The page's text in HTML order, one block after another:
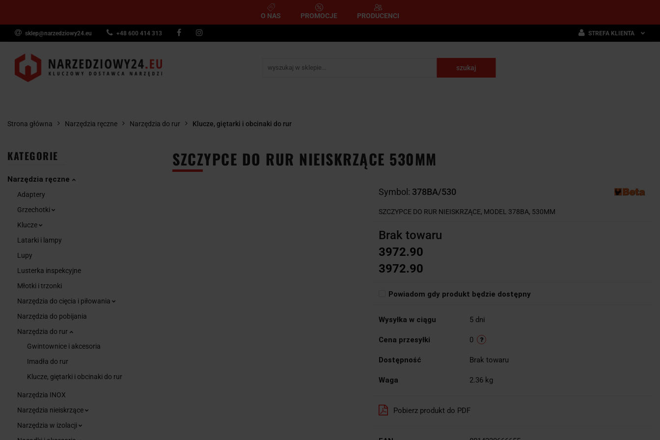
O NAS PROMOCJE PRODUCENCI
sklep@narzedziowy24.eu +48 600 414 313 STREFA KLIENTA
Narzędzia ręczne Narzędzia pomiarowe Narzędzia pneumatyczne
Narzędzia dynamometryczne Narzędzia skrawające
Strona główna Narzędzia ręczne Narzędzia do rur Klucze, giętarki i obcinaki do rur
KATEGORIE
Narzędzia ręczne
Adaptery
Grzechotki
Klucze
Latarki i lampy
Lupy
Lusterka inspekcyjne
Młotki i trzonki
Narzędzia do cięcia i piłowania
Narzędzia do pobijania
Narzędzia do rur
Gwintownice i akcesoria
Imadła do rur
Klucze, giętarki i obcinaki do rur
Narzędzia INOX
Narzędzia nieiskrzące
Narzędzia w izolacji
SZCZYPCE DO RUR NIEISKRZĄCE 530MM
Symbol: 378BA/530
SZCZYPCE DO RUR NIEISKRZĄCE, MODEL 378BA, 530MM
Brak towaru
3972.90
3972.90
Powiadom gdy produkt będzie dostępny
Wysyłka w ciągu 5 dni
Cena przesyłki 0
Dostępność Brak towaru
Waga 2.36 kg
Pobierz produkt do PDF